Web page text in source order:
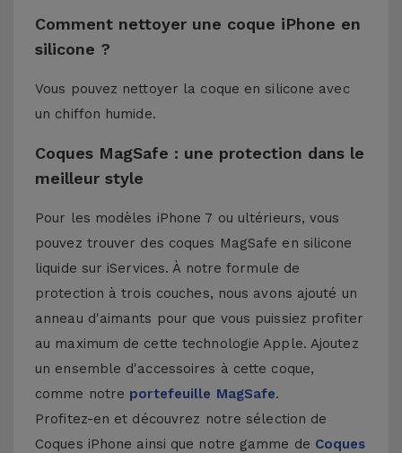
Comment nettoyer une coque iPhone en
silicone ?
Vous pouvez nettoyer la coque en silicone avec
un chiffon humide.
Coques MagSafe : une protection dans le
meilleur style
Pour les modèles iPhone 7 ou ultérieurs, vous
pouvez trouver des coques MagSafe en silicone
liquide sur iServices. À notre formule de
protection à trois couches, nous avons ajouté un
anneau d'aimants pour que vous puissiez profiter
au maximum de cette technologie Apple. Ajoutez
un ensemble d'accessoires à cette coque,
comme notre portefeuille MagSafe.
Profitez-en et découvrez notre sélection de
Coques iPhone ainsi que notre gamme de Coques